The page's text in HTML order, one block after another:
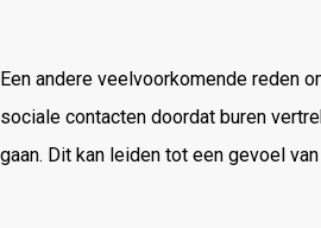
Een andere veelvoorkomende reden
sociale contacten doordat buren
gaan. Dit kan leiden tot een gevoel